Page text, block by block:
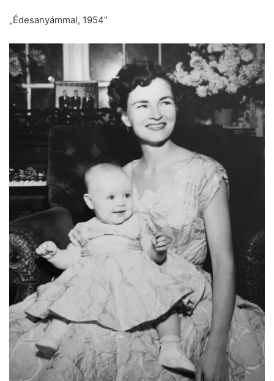
„Édesanyámmal, 1954”